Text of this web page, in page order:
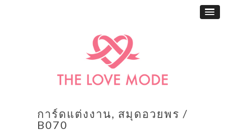
การ์ดแต่งงาน, สมุดอวยพร /
B070